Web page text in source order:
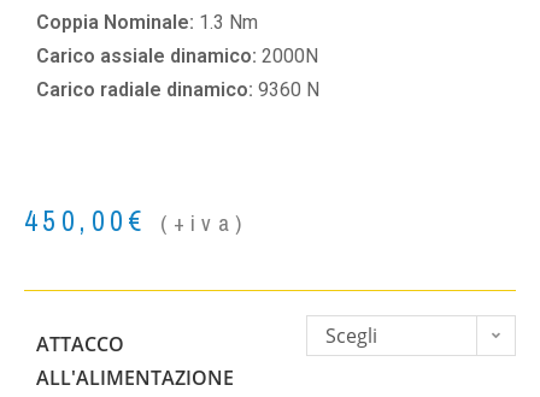
Coppia Nominale: 1.3 Nm
Carico assiale dinamico: 2000N
Carico radiale dinamico: 9360 N
450,00€ (+iva)
ATTACCO
ALL'ALIMENTAZIONE
Scegli